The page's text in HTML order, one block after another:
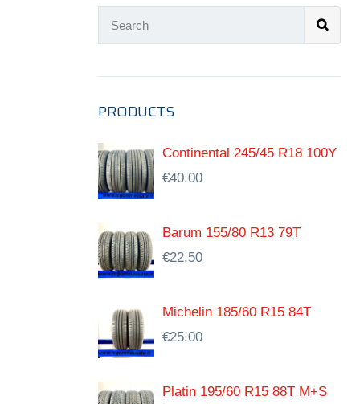
PRODUCTS
Continental 245/45 R18 100Y
€40.00
Barum 155/80 R13 79T
€22.50
Michelin 185/60 R15 84T
€25.00
Platin 195/60 R15 88T M+S